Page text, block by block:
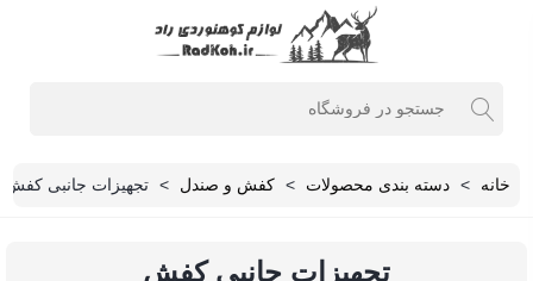
خانه > دسته بندی محصولات > کفش و صندل > تجهیزات جانبی کفش
تجهیزات جانبی کفش